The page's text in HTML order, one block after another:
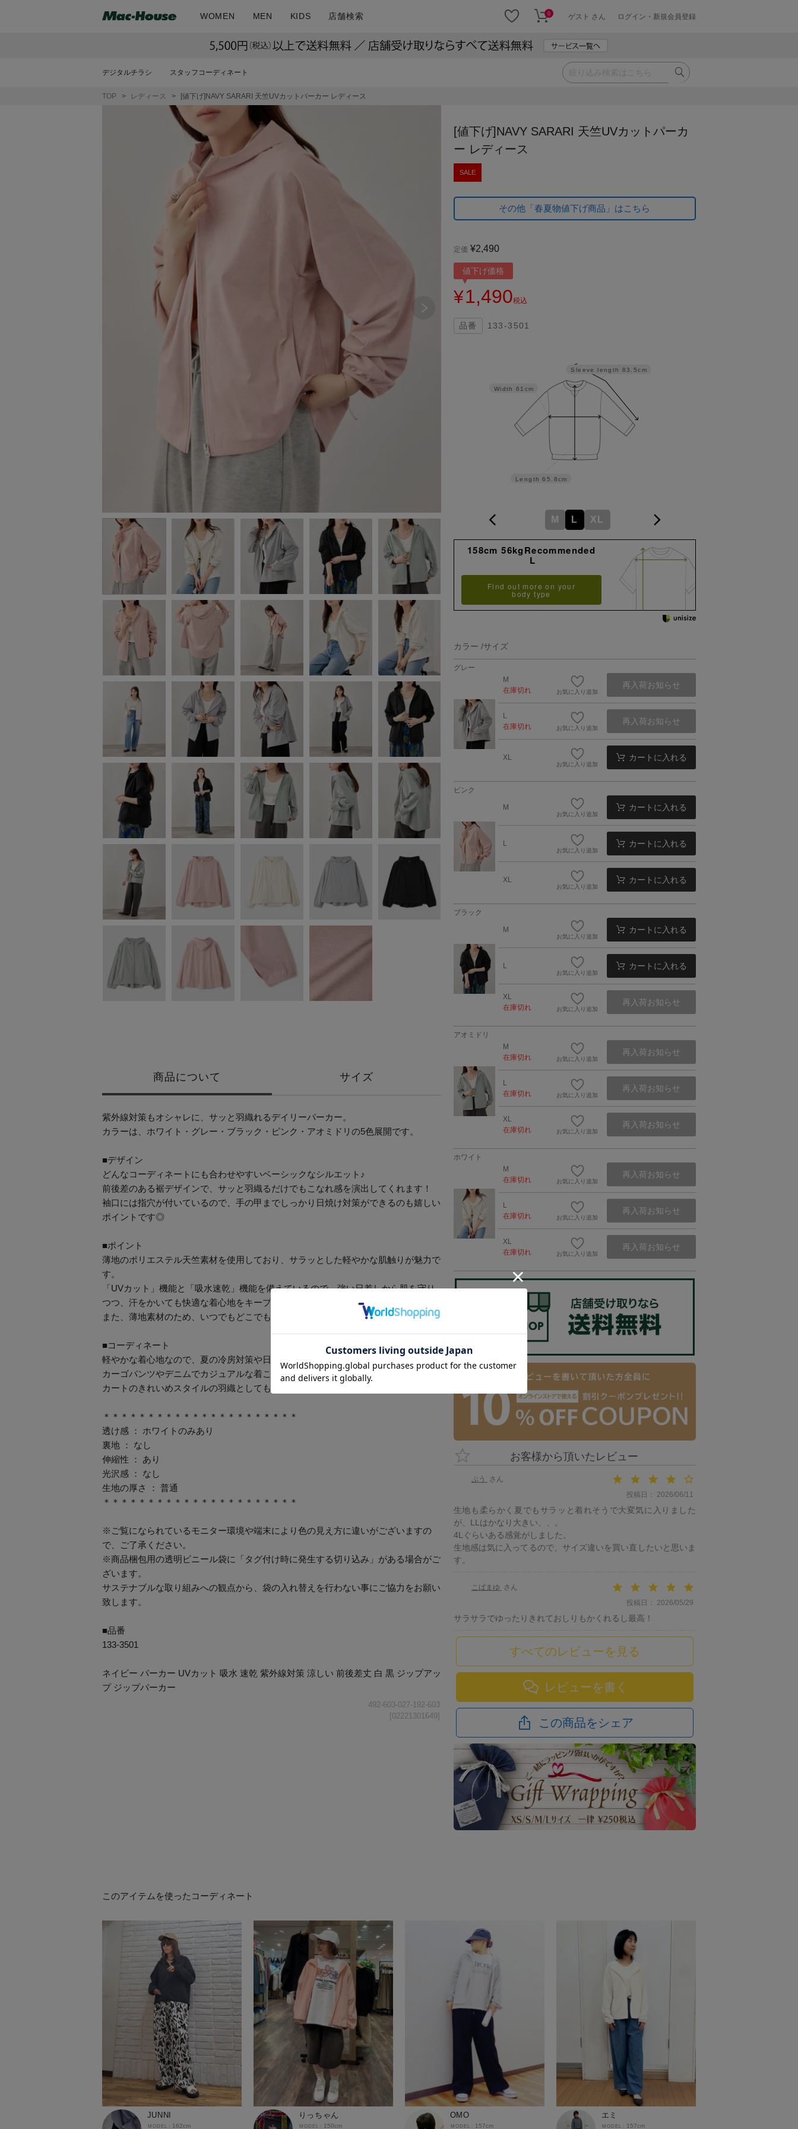
WOMEN MEN KIDS 店舗検索 0 ゲスト さん ログイン・新規会員登録
デジタルチラシ スタッフコーディネート
TOP レディース [値下げ]NAVY SARARI 天竺UVカットパーカー レディース
商品について サイズ
紫外線対策もオシャレに、サッと羽織れるデイリーパーカー。
カラーは、ホワイト・グレー・ブラック・ピンク・アオミドリの5色展開です。
■デザイン
どんなコーディネートにも合わせやすいベーシックなシルエット♪
前後差のある裾デザインで、サッと羽織るだけでもこなれ感を演出してくれます！
袖口には指穴が付いているので、手の甲までしっかり日焼け対策ができるのも嬉しい
ポイントです◎
■ポイント
薄地のポリエステル天竺素材を使用しており、サラッとした軽やかな肌触りが魅力で
す。
「UVカット」機能と「吸水速乾」機能を備えているので、強い日差しから肌を守り
つつ、汗をかいても快適な着心地をキープしてくれます♪
また、薄地素材のため、いつでもどこでも持ち運びが楽ちん。
■コーディネート
軽やかな着心地なので、夏の冷房対策や日除け用の軽い羽織りとしても活躍。
カーゴパンツやデニムでカジュアルな着こなしはもちろん、ワイトパンツやナロース
カートのきれいめスタイルの羽織としてもおすすめです。
＊＊＊＊＊＊＊＊＊＊＊＊＊＊＊＊＊＊＊＊＊＊
透け感 ： ホワイトのみあり
裏地 ： なし
伸縮性 ： あり
光沢感 ： なし
生地の厚さ ： 普通
＊＊＊＊＊＊＊＊＊＊＊＊＊＊＊＊＊＊＊＊＊＊
※ご覧になられているモニター環境や端末により色の見え方に違いがございますの
で、ご了承ください。
※商品梱包用の透明ビニール袋に「タグ付け時に発生する切り込み」がある場合がご
ざいます。
サステナブルな取り組みへの観点から、袋の入れ替えを行わない事にご協力をお願い
致します。
■品番
133-3501
ネイビー パーカー UVカット 吸水 速乾 紫外線対策 涼しい 前後差丈 白 黒 ジップアッ
プ ジップパーカー
492-603-027-192-603
[02221301649]
[値下げ]NAVY SARARI 天竺UVカットパーカ
ー レディース
SALE
その他「春夏物値下げ商品」はこちら
定価 ¥2,490
値下げ価格
¥1,490税込
133-3501
Sleeve length 83.5cm
Length 65.8cm
Width 61cm
M L XL
158cm 56kgRecommended
L
Find out more on your
body type
カラー サイズ
グレー
M
在庫切れ
お気に入り追加
再入荷お知らせ
L
在庫切れ
お気に入り追加
再入荷お知らせ
XL
お気に入り追加
カートに入れる
ピンク
M
お気に入り追加
カートに入れる
L
お気に入り追加
カートに入れる
XL
お気に入り追加
カートに入れる
ブラック
M
お気に入り追加
カートに入れる
L
お気に入り追加
カートに入れる
XL
在庫切れ
お気に入り追加
再入荷お知らせ
アオミドリ
M
在庫切れ
お気に入り追加
再入荷お知らせ
L
在庫切れ
お気に入り追加
再入荷お知らせ
XL
在庫切れ
お気に入り追加
再入荷お知らせ
ホワイト
M
在庫切れ
お気に入り追加
再入荷お知らせ
L
在庫切れ
お気に入り追加
再入荷お知らせ
XL
在庫切れ
お気に入り追加
再入荷お知らせ
ぷう
投稿日
2026/06/11
生地も柔らかく夏でもサラッと着れそうで大変気に入りました
が、LLはかなり大きい、、。
4Lぐらいある感覚がしました。
生地感は気に入ってるので、サイズ違いを買い直したいと思いま
こばまゆ
投稿日
2026/05/29
サラサラでゆったりきれておしりもかくれるし最高！
すべてのレビューを見る
レビューを書く
この商品をシェア
このアイテムを使ったコーディネート
JUNNI
162cm
りっちゃん
150cm
OMO
157cm
エミ
157cm